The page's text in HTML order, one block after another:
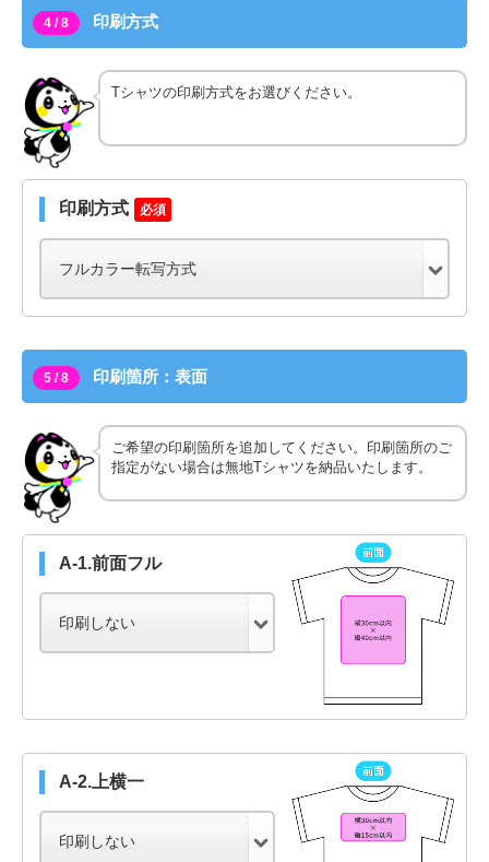
4 / 8 印刷方式
Tシャツの印刷方式をお選びください。
印刷方式 必須
5 / 8 印刷箇所：表面
ご希望の印刷箇所を追加してください。印刷箇所のご
指定がない場合は無地Tシャツを納品いたします。
A-1.前面フル
A-2.上横一